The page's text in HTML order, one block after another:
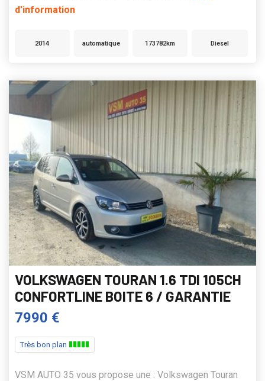
d'information
2014 automatique 173782km Diesel
VOLKSWAGEN TOURAN 1.6 TDI 105CH
CONFORTLINE BOITE 6 / GARANTIE
7990 €
Très bon plan
VSM AUTO 35 vous propose une : Volkswagen Touran